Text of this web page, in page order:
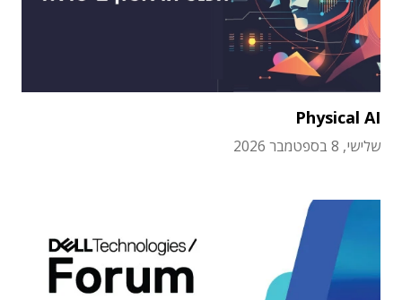
Physical AI
שלישי, 8 בספטמבר 2026